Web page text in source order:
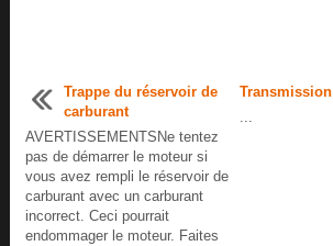
Trappe du réservoir de
carburant
AVERTISSEMENTSNe tentez
pas de démarrer le moteur si
vous avez rempli le réservoir de
carburant avec un carburant
incorrect. Ceci pourrait
endommager le moteur. Faites
Transmission